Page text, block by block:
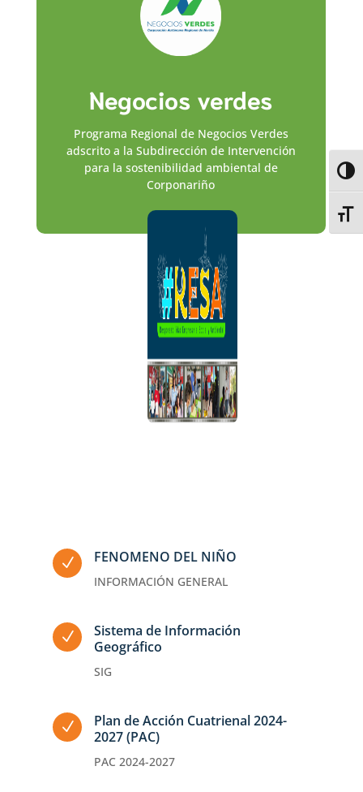
Negocios verdes
Programa Regional de Negocios Verdes
adscrito a la Subdirección de Intervención
para la sostenibilidad ambiental de
Corponariño
N FENOMENO DEL NIÑO
INFORMACIÓN GENERAL
N
Sistema de Información
Geográfico
SIG
N
Plan de Acción Cuatrienal 2024-
2027 (PAC)
PAC 2024-2027